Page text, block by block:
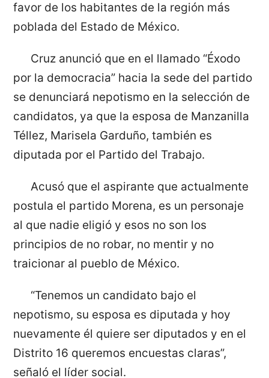
favor de los habitantes de la región más
poblada del Estado de México.
Cruz anunció que en el llamado “Éxodo
por la democracia” hacia la sede del partido
se denunciará nepotismo en la selección de
candidatos, ya que la esposa de Manzanilla
Téllez, Marisela Garduño, también es
diputada por el Partido del Trabajo.
Acusó que el aspirante que actualmente
postula el partido Morena, es un personaje
al que nadie eligió y esos no son los
principios de no robar, no mentir y no
traicionar al pueblo de México.
“Tenemos un candidato bajo el
nepotismo, su esposa es diputada y hoy
nuevamente él quiere ser diputados y en el
Distrito 16 queremos encuestas claras”,
señaló el líder social.